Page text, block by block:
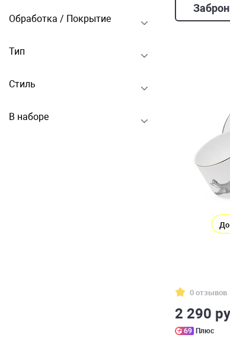
Обработка / Покрытие
Тип
Стиль
В наборе
До
0 отзывов
2 290
69 Плюс